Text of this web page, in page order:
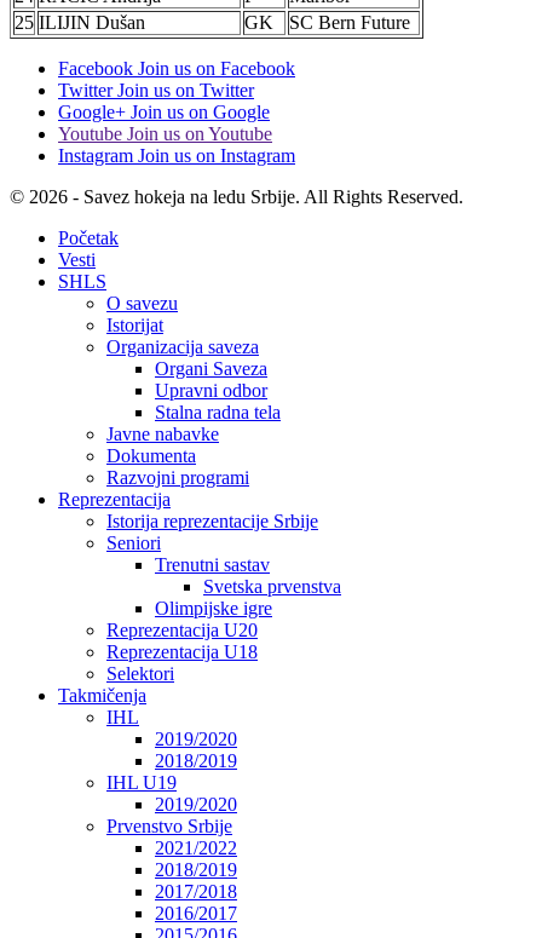
25 ILIJIN Dušan GK SC Bern Future
Facebook Join us on Facebook
Twitter Join us on Twitter
Google+ Join us on Google
Youtube Join us on Youtube
Instagram Join us on Instagram
© 2026 - Savez hokeja na ledu Srbije. All Rights Reserved.
Početak
Vesti
SHLS
O savezu
Istorijat
Organizacija saveza
Organi Saveza
Upravni odbor
Stalna radna tela
Javne nabavke
Dokumenta
Razvojni programi
Reprezentacija
Istorija reprezentacije Srbije
Seniori
Trenutni sastav
Svetska prvenstva
Olimpijske igre
Reprezentacija U20
Reprezentacija U18
Selektori
Takmičenja
IHL
2019/2020
2018/2019
IHL U19
2019/2020
Prvenstvo Srbije
2021/2022
2018/2019
2017/2018
2016/2017